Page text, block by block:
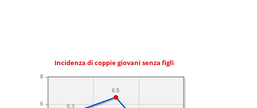
Incidenza di coppie giovani senza figli
6
8
6.5
5.3